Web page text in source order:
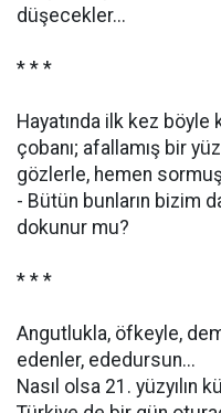
düşecekler...
* * *
Hayatında ilk kez
çobanı; afallamış bir
gözlerle, hemen
- Bütün bunların bizim
dokunur mu?
* * *
Angutlukla, öfkeyle,
edenler, ededursun...
Nasıl olsa 21. yüzyılın